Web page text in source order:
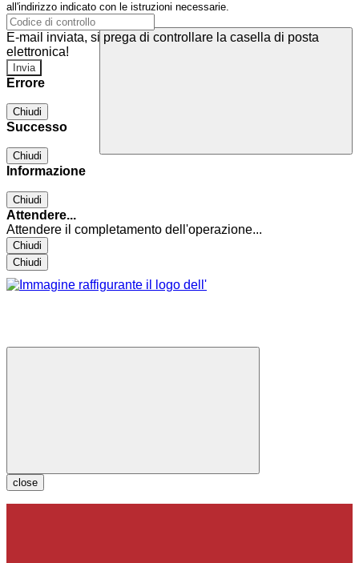
all'indirizzo indicato con le istruzioni necessarie.
E-mail inviata, si prega di controllare la casella di posta
elettronica!
Errore
Chiudi
Successo
Chiudi
Informazione
Chiudi
Attendere...
Attendere il completamento dell'operazione...
Chiudi
Chiudi
close